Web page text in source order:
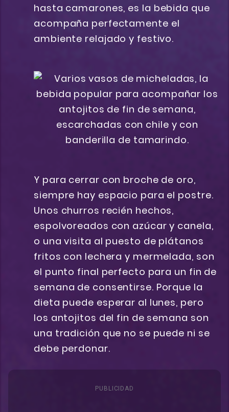
hasta camarones, es la bebida que
acompaña perfectamente el
ambiente relajado y festivo.
Y para cerrar con broche de oro,
siempre hay espacio para el postre.
Unos churros recién hechos,
espolvoreados con azúcar y canela,
o una visita al puesto de plátanos
fritos con lechera y mermelada, son
el punto final perfecto para un fin de
semana de consentirse. Porque la
dieta puede esperar al lunes, pero
los antojitos del fin de semana son
una tradición que no se puede ni se
debe perdonar.
PUBLICIDAD